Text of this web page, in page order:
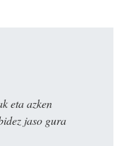
eta azken
jaso gura